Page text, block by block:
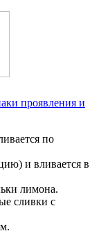
проявления и
по
и вливается в
лимона.
сливки с